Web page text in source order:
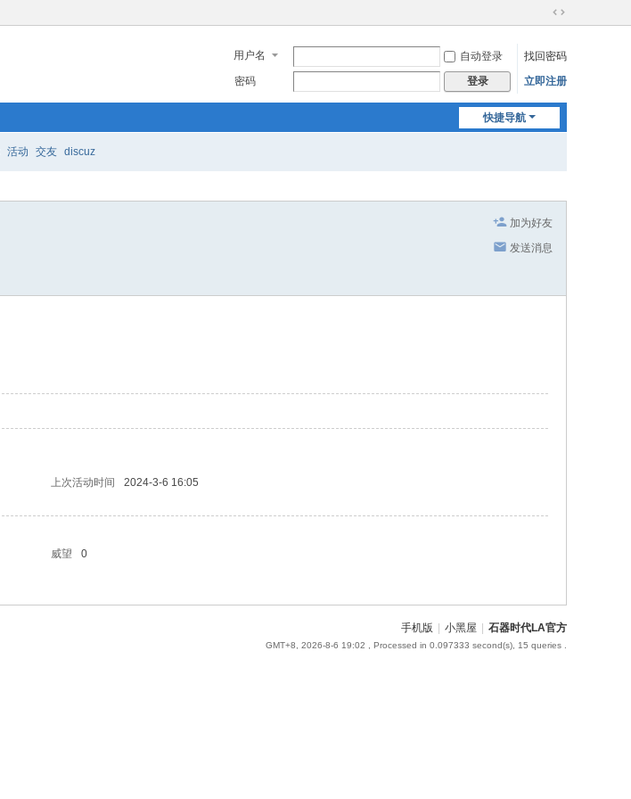
切
到
宽
用户名 自动登录
找回密码
密码
登录 立即注册
快捷导航
活动 交友 discuz
加为好友
发送消息
上次活动时间
2024-3-6 16:05
威望
0
手机版 小黑屋 石器时代LA官方
GMT+8, 2026-8-6 19:02 , Processed in 0.097333 second(s), 15 queries .